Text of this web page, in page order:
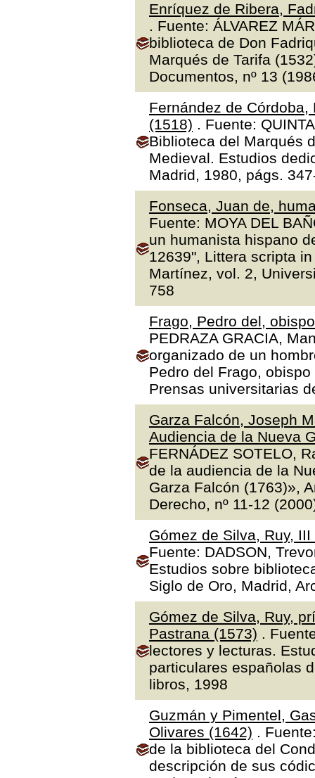
Enríquez de Ribera,
. Fuente: ÁLVAREZ
biblioteca de Don
Marqués de Tarifa
Documentos, nº 13
Fernández de
(1518) . Fuente:
Biblioteca del Marqués
Medieval. Estudios
Madrid, 1980, págs.
Fonseca, Juan de,
Fuente: MOYA DEL
un humanista hispano
12639", Littera scripta
Martínez, vol. 2,
758
Frago, Pedro del,
PEDRAZA GRACIA,
organizado de un
Pedro del Frago,
Prensas universitarias
Garza Falcón, Joseph
Audiencia de la Nueva
FERNÁDEZ SOTELO,
de la audiencia de la
Garza Falcón (1763)»,
Derecho, nº 11-12
Gómez de Silva, Ruy,
Fuente: DADSON,
Estudios sobre
Siglo de Oro, Madrid,
Gómez de Silva, Ruy,
Pastrana (1573) .
lectores y lecturas.
particulares españolas
libros, 1998
Guzmán y Pimentel,
Olivares (1642) .
de la biblioteca del
descripción de sus